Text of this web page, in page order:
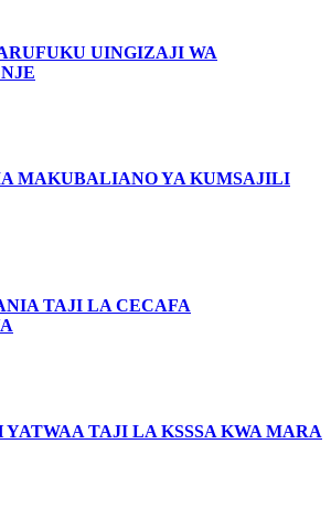
UINGIZAJI WA
MAKUBALIANO YA KUMSAJILI
TAJI LA CECAFA
TAJI LA KSSSA KWA MARA